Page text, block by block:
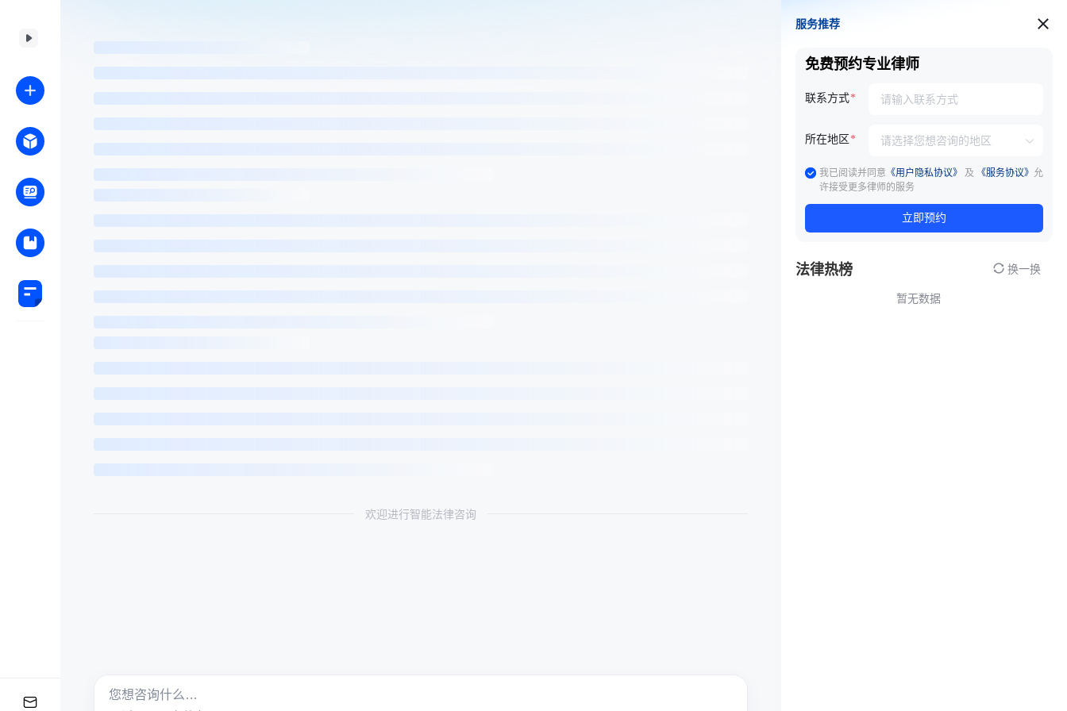
欢迎进行智能法律咨询
服务推荐
服务推荐
免费预约专业律师
联系方式
所在地区
我已阅读并同意 《用户隐私协议》 及 《服务协议》 允
许接受更多律师的服务
立即预约
法律热榜 换一换
暂无数据